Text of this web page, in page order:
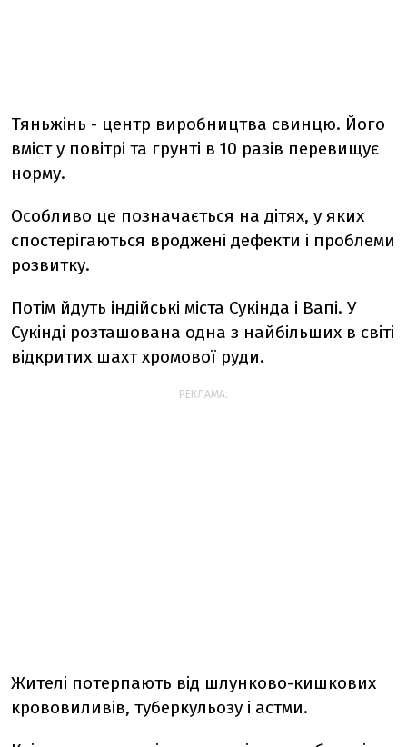
Тяньжінь - центр виробництва свинцю. Його
вміст у повітрі та грунті в 10 разів перевищує
норму.
Особливо це позначається на дітях, у яких
спостерігаються вроджені дефекти і проблеми
розвитку.
Потім йдуть індійські міста Сукінда і Вапі. У
Сукінді розташована одна з найбільших в світі
відкритих шахт хромової руди.
РЕКЛАМА:
Жителі потерпають від шлунково-кишкових
крововиливів, туберкульозу і астми.